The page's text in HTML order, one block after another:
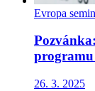
Evropa
26. 3. 2025